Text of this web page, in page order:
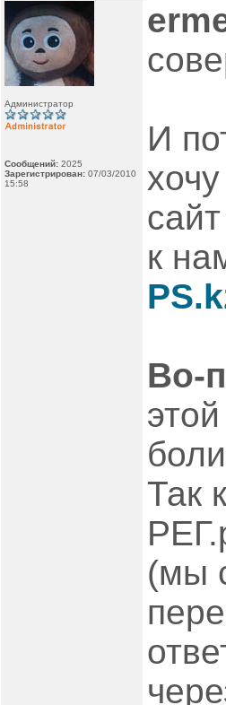
Администратор
Сообщений: 2025
Зарегистрирован: 07/03/2010
15:58
И
к
Во-
Так
(мы